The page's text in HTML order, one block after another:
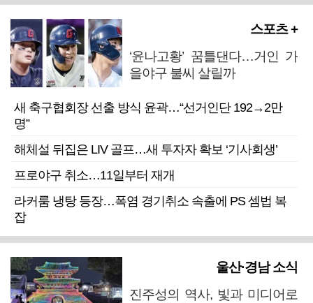
스포츠 +
‘윤나고황’ 꿈틀댄다…거인 가
을야구 불씨 살릴까
새 축구협회장 선출 방식 윤곽…“선거인단 192→2만
명”
해체설 뒤집은 LIV 골프…새 투자자 확보 ‘기사회생’
프로야구 취소…11일부터 재개
라커룸 냉탕 등장…폭염 경기취소 속출에 PS 셈법 복
잡
울산·경남 소식
진주성의 역사, 빛과 미디어로